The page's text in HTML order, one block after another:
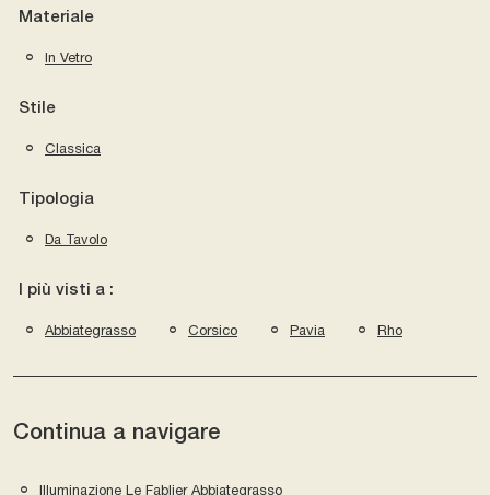
Materiale
In Vetro
Stile
Classica
Tipologia
Da Tavolo
I più visti a :
Abbiategrasso Corsico Pavia Rho
Continua a navigare
Illuminazione Le Fablier Abbiategrasso